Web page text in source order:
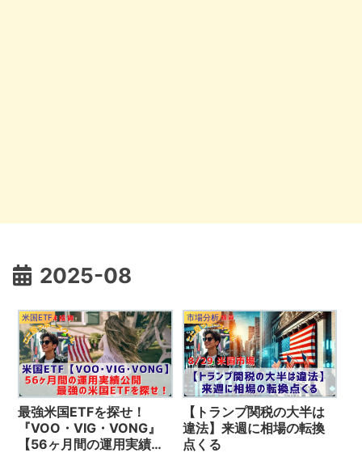
2025-08
米国ETF
最強米国ETFを探せ！
『VOO・VIG・VONG』
【56ヶ月間の運用実績公
市場分析
【トランプ関税の大半は
違法】来週に相場の転換
点くる